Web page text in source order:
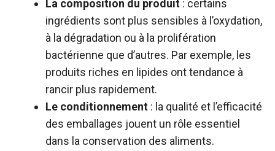
La composition du produit : certains
ingrédients sont plus sensibles à l’oxydation,
à la dégradation ou à la prolifération
bactérienne que d’autres. Par exemple, les
produits riches en lipides ont tendance à
rancir plus rapidement.
Le conditionnement : la qualité et l’efficacité
des emballages jouent un rôle essentiel
dans la conservation des aliments.